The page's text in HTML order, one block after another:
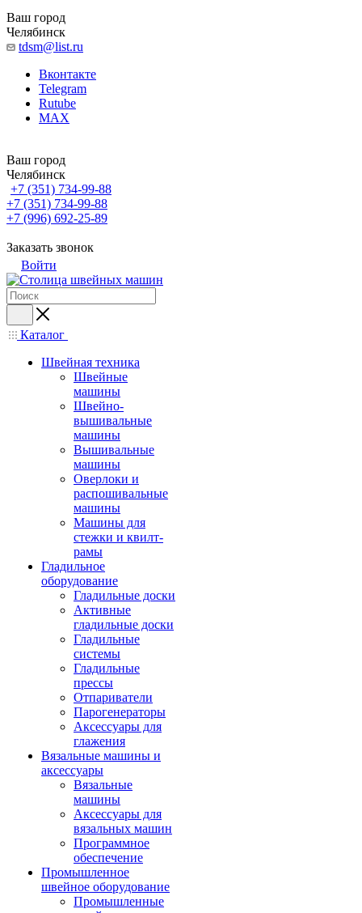
Ваш город
Челябинск
tdsm@list.ru
Вконтакте
Telegram
Rutube
MAX
Ваш город
Челябинск
+7 (351) 734-99-88
+7 (351) 734-99-88
+7 (996) 692-25-89
Заказать звонок
Войти
Каталог
Швейная техника
Швейные
машины
Швейно-
вышивальные
машины
Вышивальные
машины
Оверлоки и
распошивальные
машины
Машины для
стежки и квилт-
рамы
Гладильное
оборудование
Гладильные доски
Активные
гладильные доски
Гладильные
системы
Гладильные
прессы
Отпариватели
Парогенераторы
Аксессуары для
глажения
Вязальные машины и
аксессуары
Вязальные
машины
Аксессуары для
вязальных машин
Программное
обеспечение
Промышленное
швейное оборудование
Промышленные